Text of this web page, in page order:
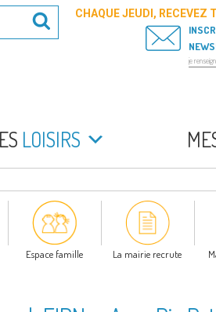
Recherche
CHAQUE JEUDI, RECEVEZ
LOISIRS
Espace famille La mairie recrute